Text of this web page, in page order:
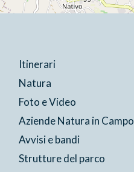
Itinerari
Natura
Foto e Video
Aziende Natura in Campo
Avvisi e bandi
Strutture del parco